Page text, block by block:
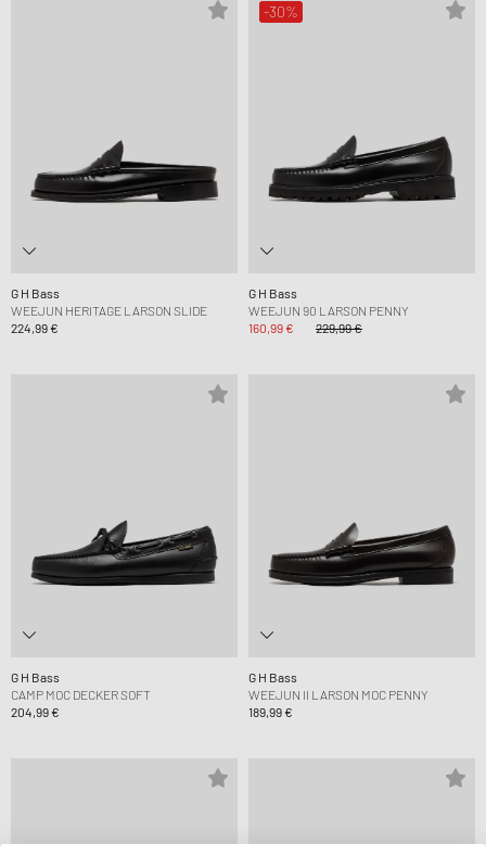
G H Bass
WEEJUN HERITAGE LARSON SLIDE
224,99 €
-30%
G H Bass
WEEJUN 90 LARSON PENNY
160,99 €
229,99 €
G H Bass
CAMP MOC DECKER SOFT
204,99 €
G H Bass
WEEJUN II LARSON MOC PENNY
189,99 €